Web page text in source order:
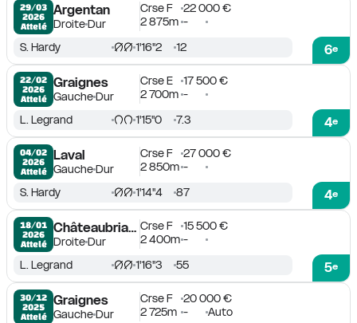
29/03
2026
Attelé
Argentan
DroiteDur
Crse F
22 000 €
2 875m -
6e
S. Hardy 1'16''2 12
22/02
2026
Attelé
Graignes
GaucheDur
Crse E
17 500 €
2 700m -
4e
L. Legrand 1'15''0 7.3
04/02
2026
Attelé
Laval
GaucheDur
Crse F
27 000 €
2 850m -
4e
S. Hardy 1'14''4 87
18/01
2026
Attelé
Châteaubriant
DroiteDur
Crse F
15 500 €
2 400m -
5e
L. Legrand 1'16''3 55
30/12
2025
Attelé
Graignes
GaucheDur
Crse F
20 000 €
2 725m - Auto